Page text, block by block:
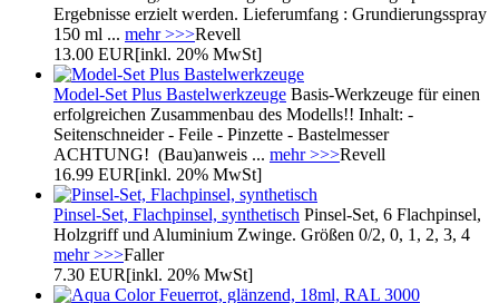
Ergebnisse erzielt werden. Lieferumfang : Grundierungsspray
150 ml ... mehr >>>Revell
13.00 EUR[inkl. 20% MwSt]
Model-Set Plus Bastelwerkzeuge Basis-Werkzeuge für einen
erfolgreichen Zusammenbau des Modells!! Inhalt: -
Seitenschneider - Feile - Pinzette - Bastelmesser
ACHTUNG! (Bau)anweis ... mehr >>>Revell
16.99 EUR[inkl. 20% MwSt]
Pinsel-Set, Flachpinsel, synthetisch Pinsel-Set, 6 Flachpinsel,
Holzgriff und Aluminium Zwinge. Größen 0/2, 0, 1, 2, 3, 4
mehr >>>Faller
7.30 EUR[inkl. 20% MwSt]